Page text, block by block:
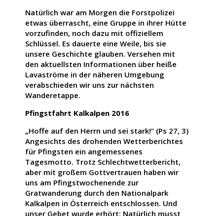
Natürlich war am Morgen die Forstpolizei
etwas überrascht, eine Gruppe in ihrer Hütte
vorzufinden, noch dazu mit offiziellem
Schlüssel. Es dauerte eine Weile, bis sie
unsere Geschichte glauben. Versehen mit
den aktuellsten Informationen über heiße
Lavaströme in der näheren Umgebung
verabschieden wir uns zur nächsten
Wanderetappe.
Pfingstfahrt Kalkalpen 2016
„Hoffe auf den Herrn und sei stark!“ (Ps 27, 3)
Angesichts des drohenden Wetterberichtes
für Pfingsten ein angemessenes
Tagesmotto. Trotz Schlechtwetterbericht,
aber mit großem Gottvertrauen haben wir
uns am Pfingstwochenende zur
Gratwanderung durch den Nationalpark
Kalkalpen in Österreich entschlossen. Und
unser Gebet wurde erhört: Natürlich musst